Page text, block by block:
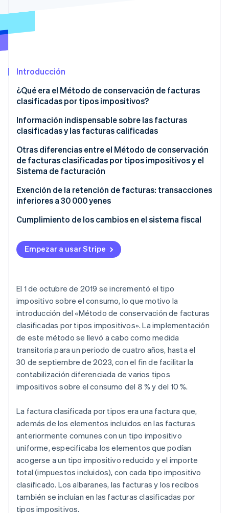
Radar
Eliminación de dióxido de carbono
Identity
Verificación de identidad en línea
Stripe Sessions 2026
Descubre cómo Stripe está construyendo la
para la IA.
Ver ahora
Introducción
¿Qué era el Método de conservación de facturas
clasificadas por tipos impositivos?
Información indispensable sobre las facturas
clasificadas y las facturas calificadas
Facturas clasificadas por tipos impositivos
Facturas calificadas
Otras diferencias entre el Método de conservación
de facturas clasificadas por tipos impositivos y el
Sistema de facturación
Método de conservación de facturas clasificadas
por tipos impositivos
Sistema de facturación
Exención de la retención de facturas: transacciones
inferiores a 30 000 yenes
Cumplimiento de los cambios en el sistema fiscal
Empezar a usar Stripe
El 1 de octubre de 2019 se incrementó el tipo
impositivo sobre el consumo, lo que motivo la
introducción del «Método de conservación de facturas
clasificadas por tipos impositivos». La implementación
de este método se llevó a cabo como medida
transitoria para un periodo de cuatro años, hasta el
30 de septiembre de 2023, con el fin de facilitar la
contabilización diferenciada de varios tipos
impositivos sobre el consumo del 8 % y del 10 %.
La factura clasificada por tipos era una factura que,
además de los elementos incluidos en las facturas
anteriormente comunes con un tipo impositivo
uniforme, especificaba los elementos que podían
acogerse a un tipo impositivo reducido y el importe
total (impuestos incluidos), con cada tipo impositivo
clasificado. Los albaranes, las facturas y los recibos
también se incluían en las facturas clasificadas por
tipos impositivos.